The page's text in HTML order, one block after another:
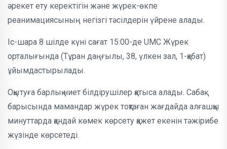
әрекет ету керектігін және жүрек-өкпе
реанимациясының негізгі тәсілдерін үйрене алады.
Іс-шара 8 шілде күні сағат 15:00-де UMC Жүрек
орталығында (Тұран даңғылы, 38, үлкен зал, 1-қабат)
ұйымдастырылады.
Оқытуға барлық ниет білдірушілер қатыса алады. Сабақ
барысында мамандар жүрек тоқтаған жағдайда алғашқы
минуттарда қандай көмек көрсету қажет екенін тәжірибе
жүзінде көрсетеді.